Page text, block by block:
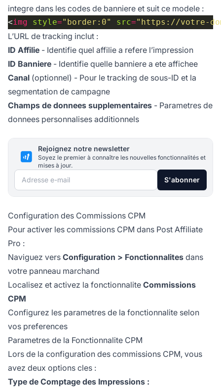
integre dans les codes de banniere et suit ce modele :
<img style="border:0" src="https://votre-
L’URL de tracking inclut :
ID Affilie - Identifie quel affilie a refere l’impression
ID Banniere - Identifie quelle banniere a ete affichee
Canal (optionnel) - Pour le tracking de sous-ID et la
segmentation de campagne
Champs de donnees supplementaires - Parametres de
donnees personnalises additionnels
Rejoignez notre newsletter
Soyez le premier à connaître les nouvelles fonctionnalités et
mises à jour.
Adresse e-mail S'abonner
Configuration des Commissions CPM
Pour activer les commissions CPM dans Post Affiliate
Pro :
Naviguez vers Configuration > Fonctionnalites dans
votre panneau marchand
Localisez et activez la fonctionnalite Commissions
CPM
Configurez les parametres de la fonctionnalite selon
vos preferences
Parametres de la Fonctionnalite CPM
Lors de la configuration des commissions CPM, vous
avez deux options cles :
Type de Comptage des Impressions :